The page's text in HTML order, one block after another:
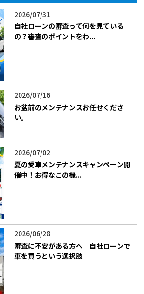
2026/07/31
自社ローンの審査って何を見ている
の？審査のポイントをわ...
2026/07/16
お盆前のメンテナンスお任せくださ
い。
2026/07/02
​夏の愛車メンテナンスキャンペーン開
催中！お得なこの機...
2026/06/28
審査に不安がある方へ｜自社ローンで
車を買うという選択肢